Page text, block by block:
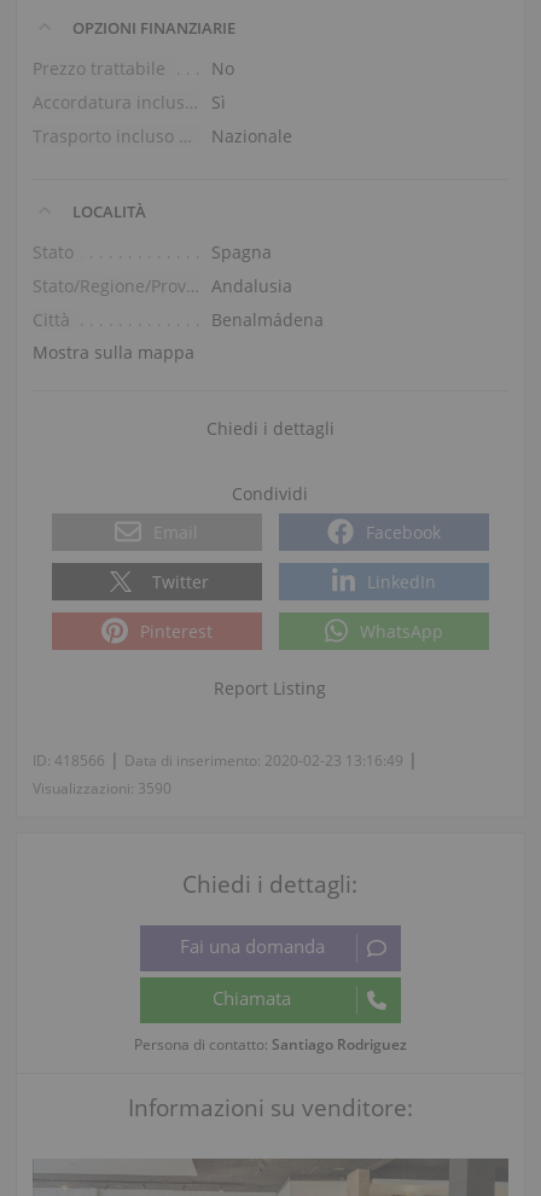
OPZIONI FINANZIARIE
Prezzo trattabile
No
Accordatura inclusa nel prezzo
Sì
Trasporto incluso nel prezzo (piano terra)
Nazionale
LOCALITÀ
Stato
Spagna
Stato/Regione/Provincia
Andalusia
Città
Benalmádena
Mostra sulla mappa
Chiedi i dettagli
Condividi
Email
Facebook
Twitter LinkedIn
Pinterest WhatsApp
Report Listing
ID: 418566 | Data di inserimento: 2020-02-23 13:16:49 |
Visualizzazioni: 3590
Chiedi i dettagli:
Persona di contatto: Santiago Rodriguez
Informazioni su venditore: